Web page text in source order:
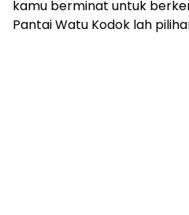
kamu berminat untuk
Pantai Watu Kodok lah